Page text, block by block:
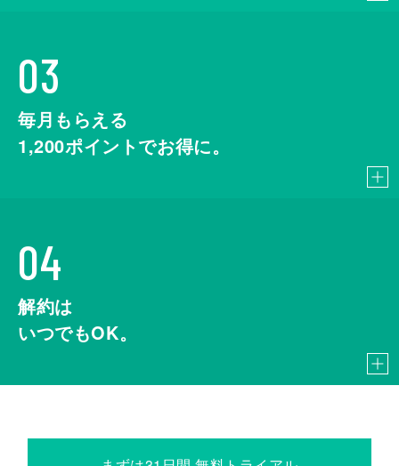
03
毎月もらえる
1,200ポイントでお得に。
04
解約は
いつでもOK。